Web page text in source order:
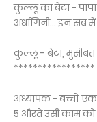
कुल्लू का बेटा - पापा
अर्धांगिनी… इन सब
कुल्लू - बेटा,
*****************
अध्यापक - बच्चों
5 औरतें उसी काम को